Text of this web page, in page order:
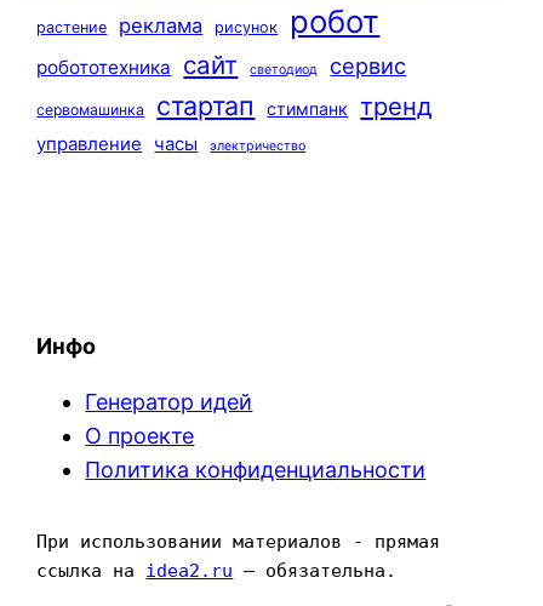
растение реклама рисунок робот
робототехника сайт светодиод сервис
сервомашинка стартап стимпанк тренд
управление часы электричество
Инфо
Генератор идей
О проекте
Политика конфиденциальности
При использовании материалов - прямая
ссылка на idea2.ru — обязательна.